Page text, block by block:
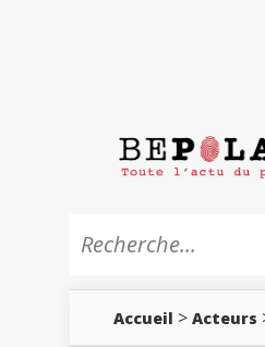
Accueil > Acteurs